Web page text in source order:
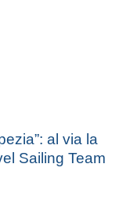
al via la
Sailing Team